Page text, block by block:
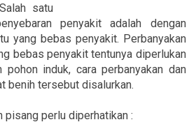
satu
penyakit adalah dengan
yang bebas penyakit. Perbanyakan
bebas penyakit tentunya diperlukan
induk, cara perbanyakan dan
benih tersebut disalurkan.
pisang perlu diperhatikan :